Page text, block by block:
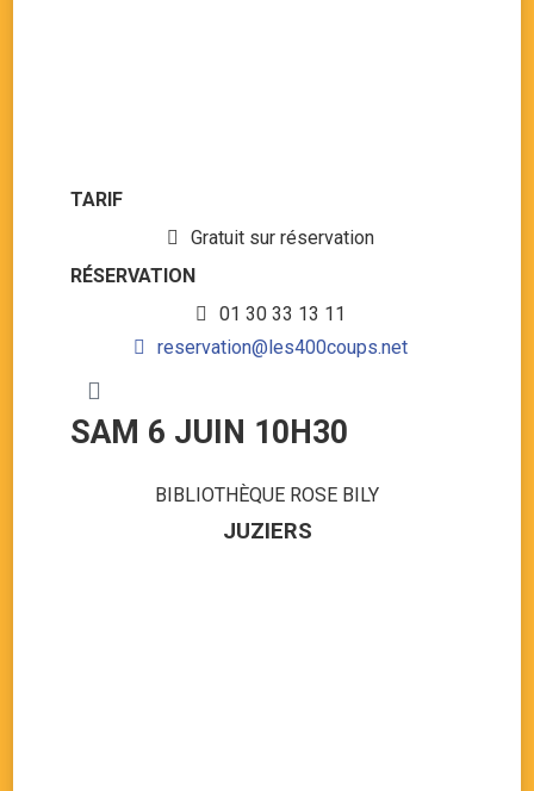
TARIF
Gratuit sur réservation
RÉSERVATION
01 30 33 13 11
reservation@les400coups.net
SAM 6 JUIN 10H30
BIBLIOTHÈQUE ROSE BILY
JUZIERS